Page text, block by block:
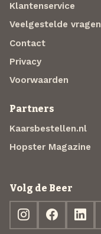
Klantenservice
Veelgestelde vragen
Contact
Privacy
Voorwaarden
Partners
Kaarsbestellen.nl
Hopster Magazine
Volg de Beer